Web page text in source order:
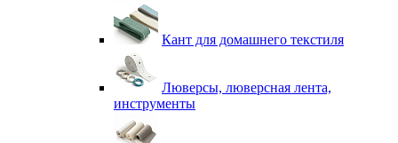
Кант для домашнего текстиля
Люверсы, люверсная лента,
инструменты